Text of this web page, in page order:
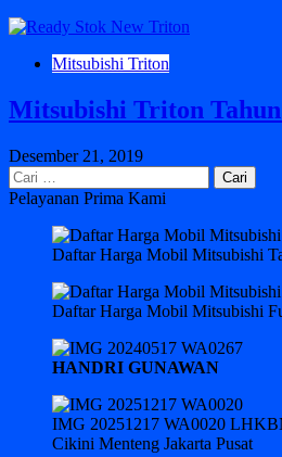
Mitsubishi Triton
Mitsubishi Triton Tahun
Desember 21, 2019
Cari
untuk:
Pelayanan Prima Kami
Daftar Harga Mobil Mitsubishi
Daftar Harga Mobil Mitsubishi
HANDRI GUNAWAN
IMG 20251217 WA0020
Cikini Menteng Jakarta Pusat